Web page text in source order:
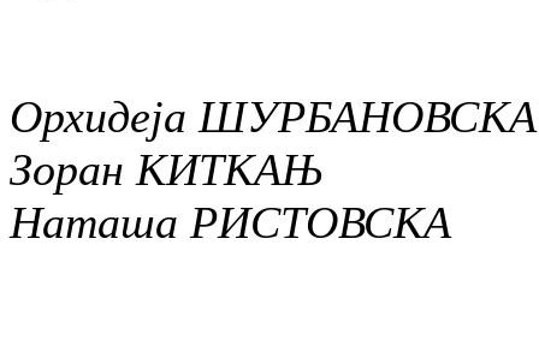
Орхидеја ШУРБАНОВСКА
Зоран КИТКАЊ
Наташа РИСТОВСКА